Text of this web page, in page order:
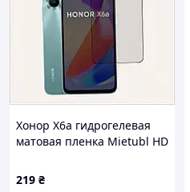
Хонор Х6а гидрогелевая
матовая пленка Mietubl HD
219 ₴